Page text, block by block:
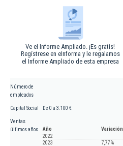
Ve el Informe Ampliado. ¡Es gratis!
Regístrese en eInforma y le regalamos
el Informe Ampliado de esta empresa
Número de
empleados
Capital Social De 0 a 3.100 €
Ventas
últimos años
Año
Variación
2022
2023
7,77 %